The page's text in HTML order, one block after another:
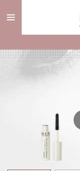
direct
hoofdinhoud